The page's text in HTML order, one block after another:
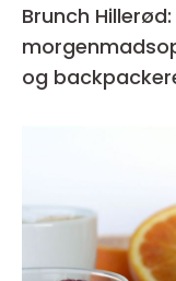
Brunch
og